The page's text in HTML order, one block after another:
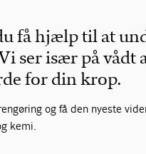
få hjælp til at
ser især på vådt
for din krop.
og få den nyeste
kemi.